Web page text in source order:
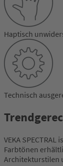
Haptisch
Technisch
VEKA
Farbtönen
Architekturstilen